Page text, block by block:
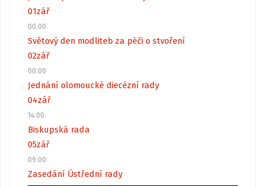
01zář
00:00
Světový den modliteb za péči o stvoření
02zář
00:00
Jednání olomoucké diecézní rady
04zář
14:00
Biskupská rada
05zář
09:00
Zasedání Ústřední rady